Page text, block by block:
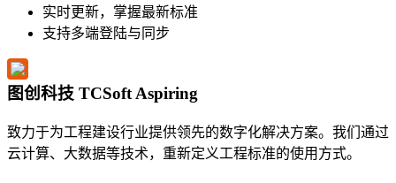
实时更新，掌握最新标准
支持多端登陆与同步
图创科技 TCSoft Aspiring
致力于为工程建设行业提供领先的数字化解决方案。我们通过
云计算、大数据等技术，重新定义工程标准的使用方式。